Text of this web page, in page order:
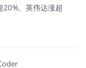
、英伟达涨超